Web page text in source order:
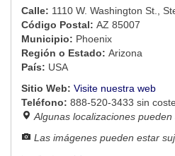
Calle: 1110 W. Washington St.,
Código Postal: AZ 85007
Municipio: Phoenix
Región o Estado: Arizona
País: USA
Sitio Web: Visite nuestra web
Teléfono: 888-520-3433 sin
Algunas localizaciones
Las imágenes pueden estar